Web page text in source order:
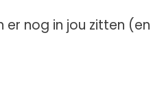
nog in jou zitten